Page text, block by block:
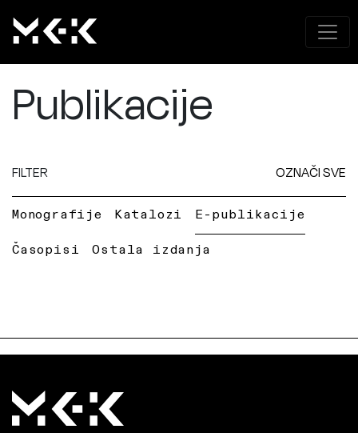
Publikacije
FILTER OZNAČI SVE
Monografije Katalozi E-publikacije
Časopisi Ostala izdanja